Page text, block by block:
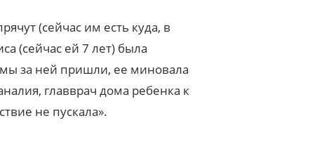
(сейчас им есть куда, в
(сейчас ей 7 лет) была
за ней пришли, ее миновала
главврач дома ребенка к
не пускала».